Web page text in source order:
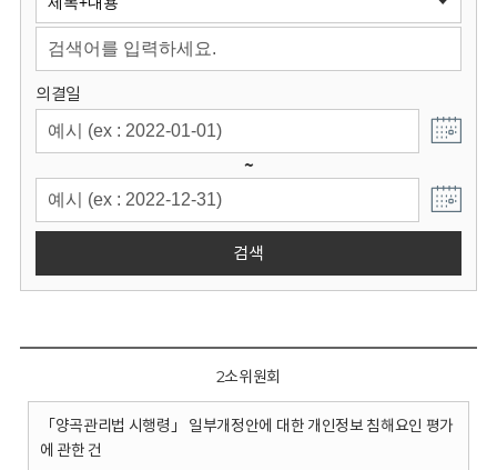
회
의결일
~
검색
2소위원회
「양곡관리법 시행령」 일부개정안에 대한 개인정보 침해요인 평가
에 관한 건